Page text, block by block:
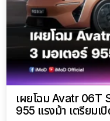
เผยโฉม Avatr 06T
955 แรงม้า เตรียมเ